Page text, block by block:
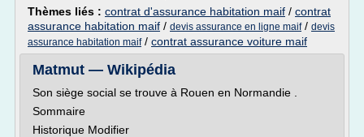
Thèmes liés : contrat d'assurance habitation maif / contrat
assurance habitation maif / devis assurance en ligne maif/ devis
assurance habitation maif/ contrat assurance voiture maif
Matmut — Wikipédia
Son siège social se trouve à Rouen en Normandie .
Sommaire
Historique Modifier